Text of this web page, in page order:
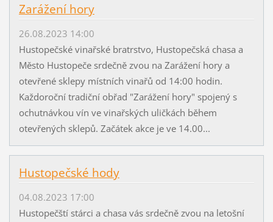
Zarážení hory
26.08.2023 14:00
Hustopečské vinařské bratrstvo, Hustopečská chasa a
Město Hustopeče srdečně zvou na Zarážení hory a
otevřené sklepy místních vinařů od 14:00 hodin.
Každoroční tradiční obřad "Zarážení hory" spojený s
ochutnávkou vín ve vinařských uličkách během
otevřených sklepů. Začátek akce je ve 14.00...
Hustopečské hody
04.08.2023 17:00
Hustopečští stárci a chasa vás srdečně zvou na letošní